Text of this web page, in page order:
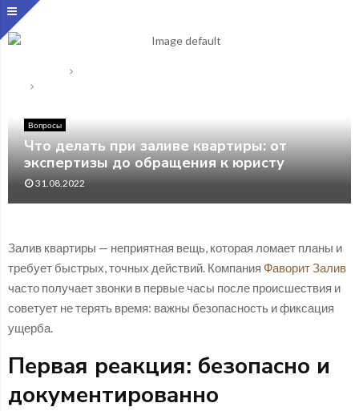
Вопросы
Что делать при заливе квартиры: от
экспертизы до обращения к юристу
31.08.2022
Залив квартиры — неприятная вещь, которая ломает планы и
требует быстрых, точных действий. Компания Фаворит Залив
часто получает звонки в первые часы после происшествия и
советует не терять время: важны безопасность и фиксация
ущерба.
Первая реакция: безопасно и
документированно